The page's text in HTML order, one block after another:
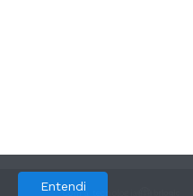
Com a tecnologia
Entendi